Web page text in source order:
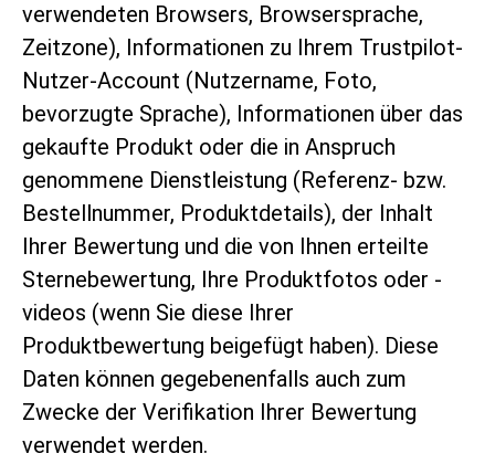
verwendeten Browsers, Browsersprache,
Zeitzone), Informationen zu Ihrem Trustpilot-
Nutzer-Account (Nutzername, Foto,
bevorzugte Sprache), Informationen über das
gekaufte Produkt oder die in Anspruch
genommene Dienstleistung (Referenz- bzw.
Bestellnummer, Produktdetails), der Inhalt
Ihrer Bewertung und die von Ihnen erteilte
Sternebewertung, Ihre Produktfotos oder -
videos (wenn Sie diese Ihrer
Produktbewertung beigefügt haben). Diese
Daten können gegebenenfalls auch zum
Zwecke der Verifikation Ihrer Bewertung
verwendet werden.